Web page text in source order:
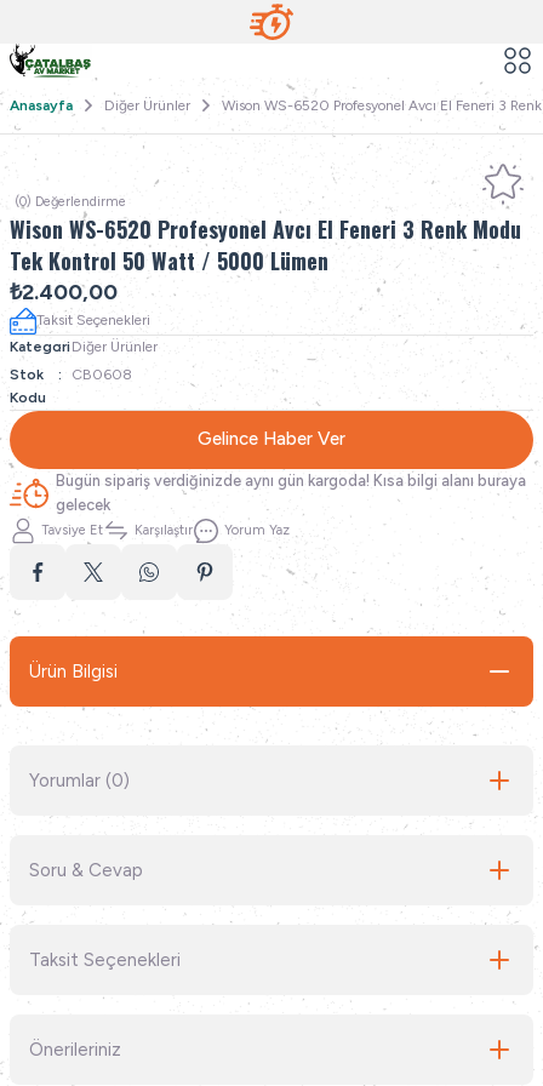
Anasayfa Diğer Ürünler Wison WS-6520 Profesyonel Avcı El Feneri 3
(0) Değerlendirme
Wison WS-6520 Profesyonel Avcı El Feneri 3 Renk Modu
Tek Kontrol 50 Watt / 5000 Lümen
₺2.400,00
Taksit Seçenekleri
KategoriDiğer Ürünler
Stok
Kodu
CB0608
Gelince Haber Ver
Bugün sipariş verdiğinizde aynı gün kargoda! Kısa bilgi alanı buraya
gelecek
Tavsiye Et Karşılaştır Yorum Yaz
Ürün Bilgisi
Yorumlar (0)
Soru & Cevap
Taksit Seçenekleri
Önerileriniz